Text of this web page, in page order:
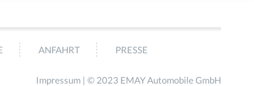
ANFAHRT PRESSE
Impressum| © 2023 EMAY Automobile GmbH